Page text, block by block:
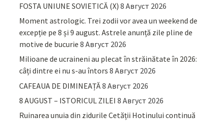
FOSTA UNIUNE SOVIETICĂ (X) 8 Август 2026
Moment astrologic. Trei zodii vor avea un weekend de
excepție pe 8 și 9 august. Astrele anunță zile pline de
motive de bucurie 8 Август 2026
Milioane de ucraineni au plecat în străinătate în 2026:
câți dintre ei nu s-au întors 8 Август 2026
CAFEAUA DE DIMINEAȚĂ8 Август 2026
8 AUGUST – ISTORICUL ZILEI 8 Август 2026
Ruinarea unuia din zidurile Cetății Hotinului continuă